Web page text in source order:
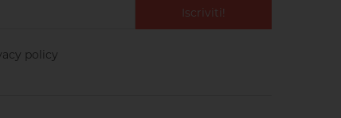
Iscriviti!
policy